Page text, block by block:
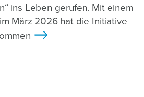
ins Leben gerufen. Mit einem
März 2026 hat die Initiative